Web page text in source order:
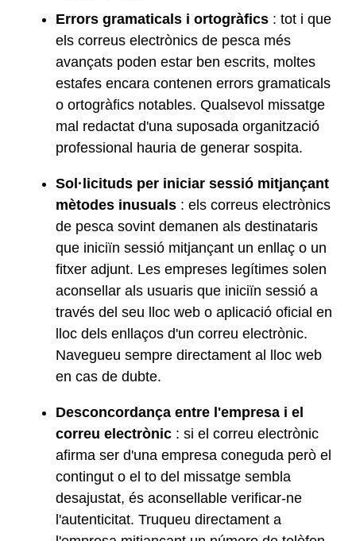
Errors gramaticals i ortogràfics : tot i que
els correus electrònics de pesca més
avançats poden estar ben escrits, moltes
estafes encara contenen errors gramaticals
o ortogràfics notables. Qualsevol missatge
mal redactat d'una suposada organització
professional hauria de generar sospita.
Sol·licituds per iniciar sessió mitjançant
mètodes inusuals : els correus electrònics
de pesca sovint demanen als destinataris
que iniciïn sessió mitjançant un enllaç o un
fitxer adjunt. Les empreses legítimes solen
aconsellar als usuaris que iniciïn sessió a
través del seu lloc web o aplicació oficial en
lloc dels enllaços d'un correu electrònic.
Navegueu sempre directament al lloc web
en cas de dubte.
Desconcordança entre l'empresa i el
correu electrònic : si el correu electrònic
afirma ser d'una empresa coneguda però el
contingut o el to del missatge sembla
desajustat, és aconsellable verificar-ne
l'autenticitat. Truqueu directament a